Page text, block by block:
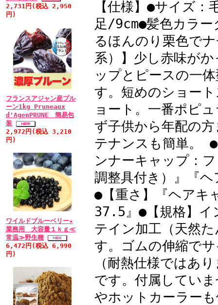
2,731円(税込 2,950
円)
フランスアジャン産プル
ーン1kg Pruneaux
d'AgenPRUNE 簡易包
装
2,972円(税込 3,210
円)
ワイルドブルーベリー★
業務用 大容量１ｋｇ≪
常温≫野生種
6,472円(税込 6,990
円)
て、色見本がホームペ
の参考になると思いま
た。次に私にぴったり
くしませんし、洗い換
ットミー装着してから
した。ひとつ、気にな
本体に隙間があり、後
(ネットとかつら)がで
おかしくない、そうで
で通気性も保たれてい
き勝手書かせていただ
社のご対応に満足して
に御社のまごころが届
• 2011/03/15 投稿者
帽子やターバンと併用
抗がん剤治療をしてい
が進みませんでしたが
かなり楽になりました
りますので、ちょっと
出かけています。
【仕様】●サイズ
足/9cm●髪色カラー
るほんのり栗色で
系）】少し赤味が
ップとピースの一
す。短めのショー
ョート。一番ポピ
ず子供から年配の
テナンスも簡単。
ンナーキャップ：
調整具付き）』『
●【重さ】『ヘアキ
37.5』●【規格】イ
テイン加工（天然
す。ゴムの伸縮で
（耐熱仕様ではあ
です。付属してい
やホットカーラー